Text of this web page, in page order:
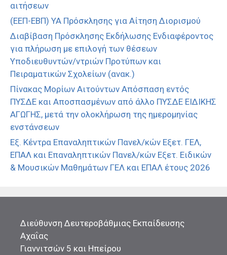
αιτήσεων
(ΕΕΠ-ΕΒΠ) ΥΑ Πρόσκλησης για Αίτηση Διορισμού
Διαβίβαση Πρόσκλησης Εκδήλωσης Ενδιαφέροντος
για πλήρωση με επιλογή των θέσεων
Υποδιευθυντών/ντριών Προτύπων και
Πειραματικών Σχολείων (ανακ.)
Πίνακας Μορίων Αιτούντων Απόσπαση εντός
ΠΥΣΔΕ και Αποσπασμένων από άλλο ΠΥΣΔΕ ΕΙΔΙΚΗΣ
ΑΓΩΓΗΣ, μετά την ολοκλήρωση της ημερομηνίας
ενστάνσεων
Εξ. Κέντρα Επαναληπτικών Πανελ/κών Εξετ. ΓΕΛ,
ΕΠΑΛ και Επαναληπτικών Πανελ/κών Εξετ. Ειδικών
& Μουσικών Μαθημάτων ΓΕΛ και ΕΠΑΛ έτους 2026
Διεύθυνση Δευτεροβάθμιας Εκπαίδευσης
Αχαΐας
Γιαννιτσών 5 και Ηπείρου